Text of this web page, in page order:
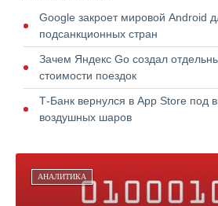
Google закроет мировой Android
подсанкционных стран
Зачем Яндекс Go создал
стоимости поездок
Т-Банк вернулся в App Store под
воздушных шаров
АНАЛИТИКА